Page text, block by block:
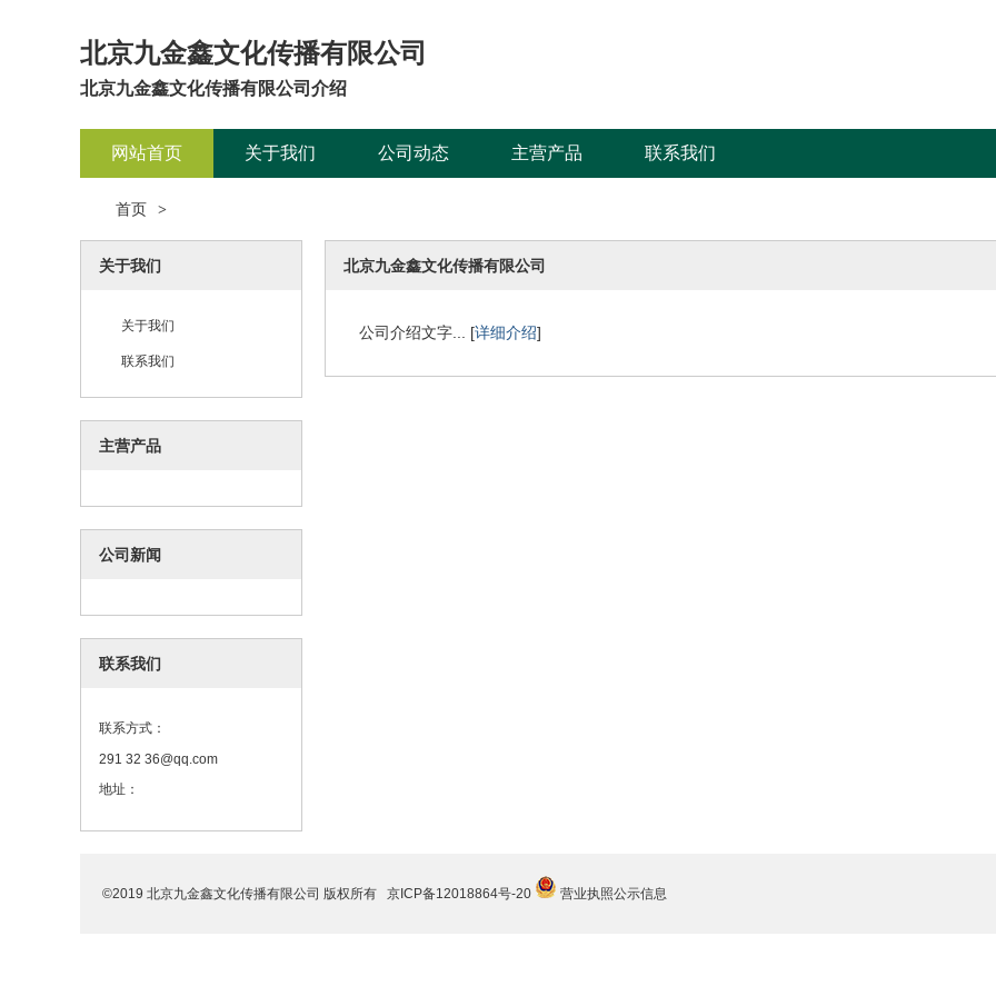
北京九金鑫文化传播有限公司
北京九金鑫文化传播有限公司介绍
网站首页 关于我们 公司动态 主营产品 联系我们
首页 >
关于我们
关于我们
联系我们
主营产品
公司新闻
联系我们
联系方式：
291 32 36@qq.com
地址：
北京九金鑫文化传播有限公司
公司介绍文字... [详细介绍]
©2019 北京九金鑫文化传播有限公司 版权所有 京ICP备12018864号-20 营业执照公示信息